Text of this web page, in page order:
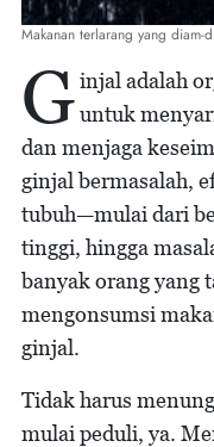
Makanan terlarang yang
Ginjal adalah
untuk
dan menjaga
ginjal bermasalah,
tubuh—mulai dari
tinggi, hingga
banyak orang yang
mengonsumsi
ginjal.
Tidak harus
mulai peduli, ya.